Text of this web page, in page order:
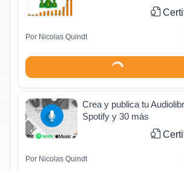
Por Nicolas Quindt
Crea y publica tu
Spotify y 30 más
Por Nicolas Quindt